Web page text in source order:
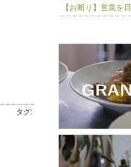
タグ:
【お断り】営業を